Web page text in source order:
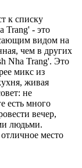
к списку
Trang' - это
видом на
чем в других
Nha Trang'. Это
микс из
живая
не
есть много
вечер,
людьми.
место